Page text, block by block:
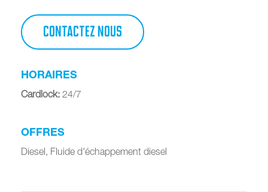
CONTACTEZ NOUS
HORAIRES
Cardlock: 24/7
OFFRES
Diesel, Fluide d'échappement diesel